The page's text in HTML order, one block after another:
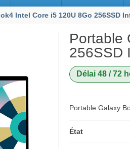
Intel Core i5 120U 8Go 256SSD
Portable
256SSD
Délai 48 / 72
Portable Galaxy
État